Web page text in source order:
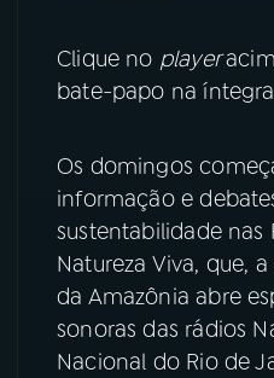
06VIDEOCASTS
08FESTIVAL DE MÚSICA
ACOMPANHE A RÁDIO NACIONAL
YouTube
Clique no player
bate-papo na
Os domingos
informação e
sustentabilidade nas
Natureza Viva, que,
da Amazônia abre
sonoras das rádios
Nacional do Rio de